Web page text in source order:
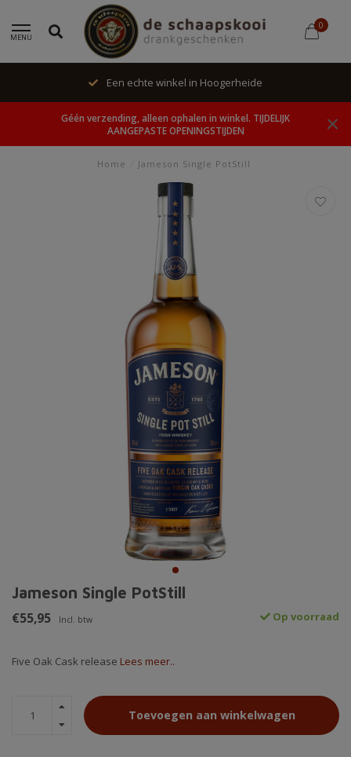
MENU
0
Een echte winkel in Hoogerheide
Géén verzending, alleen ophalen in winkel. TIJDELIJK
AANGEPASTE OPENINGSTIJDEN
Home Jameson Single PotStill
Jameson Single PotStill
€55,95 Incl. btw Op voorraad
Five Oak Cask release Lees meer..
Toevoegen aan winkelwagen